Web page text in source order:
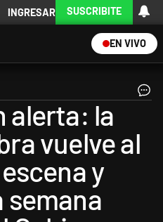
INGRESAR SUSCRIBITE
EN VIVO
alerta: la
vuelve al
y